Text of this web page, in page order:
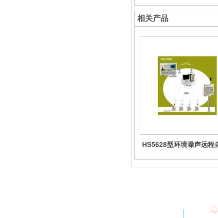
相关产品
HS5628型环境噪声远程